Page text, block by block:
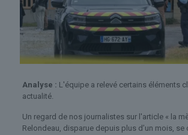
Analyse : L'équipe a relevé certains éléments
actualité.
Un regard de nos journalistes sur l'article « la
Relondeau, disparue depuis plus d’un mois, se